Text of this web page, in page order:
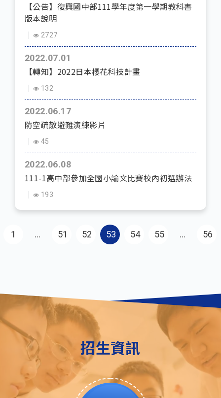
【公告】復興國中部111學年度第一學期教科書
版本說明
2727
2022.07.01
【轉知】2022日本櫻花科技計畫
132
2022.06.17
防空疏散避難演練影片
45
2022.06.08
111-1高中部參加全國小論文比賽校內初選辦法
193
Pagination
1 First page
… 51 52 53 54 55 …
56
招生資訊